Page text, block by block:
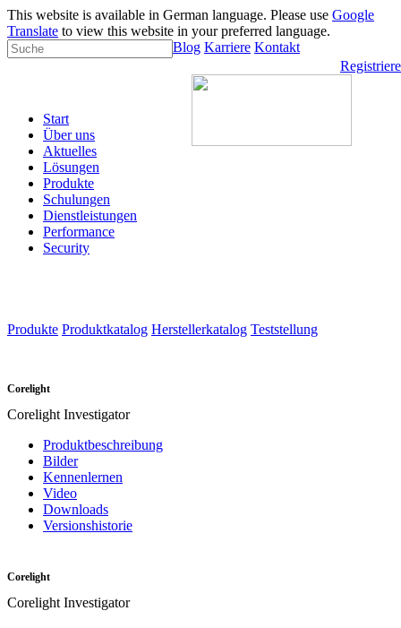
This website is available in German language. Please use Google
Translate to view this website in your preferred language.
Blog Karriere Kontakt
Start
Über uns
Aktuelles
Lösungen
Produkte
Schulungen
Dienstleistungen
Performance
Security
Produkte Produktkatalog Herstellerkatalog Teststellung
Corelight
Corelight Investigator
Produktbeschreibung
Bilder
Kennenlernen
Video
Downloads
Versionshistorie
Corelight
Corelight Investigator